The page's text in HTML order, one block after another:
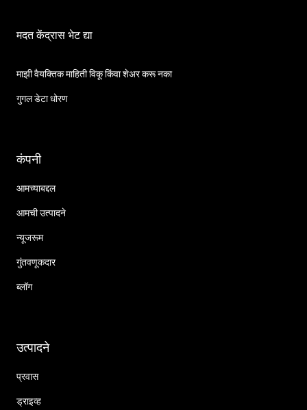
मदत केंद्रास भेट द्या
माझी वैयक्तिक माहिती विकू किंवा शेअर करू नका
गुगल डेटा धोरण
कंपनी
आमच्याबद्दल
आमची उत्पादने
न्यूजरूम
गुंतवणूकदार
ब्लॉग
उत्पादने
प्रवास
ड्राइव्ह